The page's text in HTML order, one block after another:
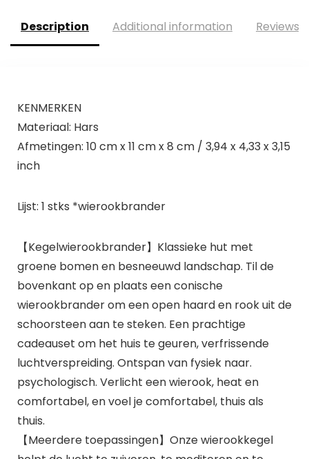
Description Additional information Reviews
KENMERKEN
Materiaal: Hars
Afmetingen: 10 cm x 11 cm x 8 cm / 3,94 x 4,33 x 3,15
inch
Lijst: 1 stks *wierookbrander
【Kegelwierookbrander】Klassieke hut met
groene bomen en besneeuwd landschap. Til de
bovenkant op en plaats een conische
wierookbrander om een open haard en rook uit de
schoorsteen aan te steken. Een prachtige
cadeauset om het huis te geuren, verfrissende
luchtverspreiding. Ontspan van fysiek naar.
psychologisch. Verlicht een wierook, heat en
comfortabel, en voel je comfortabel, thuis als
thuis.
【Meerdere toepassingen】Onze wierookkegel